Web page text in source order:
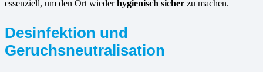
essenziell, um den Ort wiederhygienisch sicher zu machen.
Desinfektion und
Geruchsneutralisation